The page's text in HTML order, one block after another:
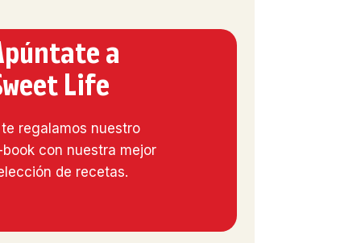
a
Life
regalamos nuestro
book con nuestra mejor
de recetas.